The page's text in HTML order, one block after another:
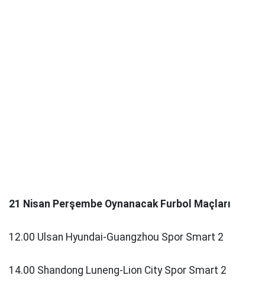
21 Nisan Perşembe Oynanacak Furbol Maçları
12.00 Ulsan Hyundai-Guangzhou Spor Smart 2
14.00 Shandong Luneng-Lion City Spor Smart 2